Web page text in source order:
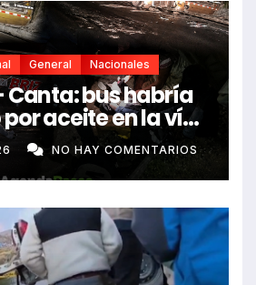
General Nacionales
Canta: bus habría
aceite en la vía
siniestrado
fallecidos
NO HAY COMENTARIOS